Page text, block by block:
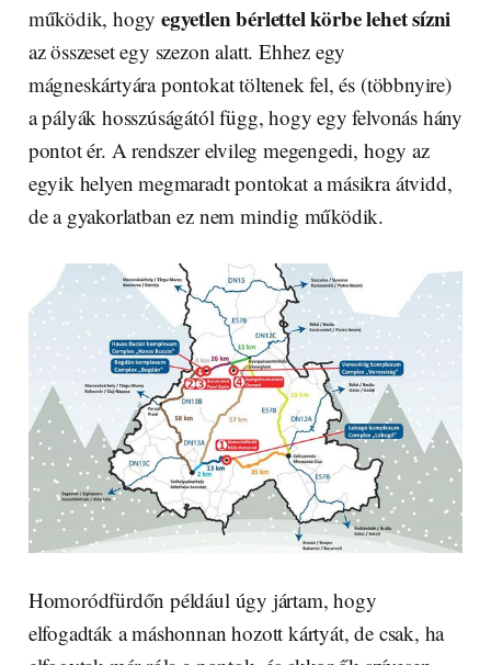
működik, hogyegyetlen bérlettel körbe lehet sízni
az összeset egy szezon alatt. Ehhez egy
mágneskártyára pontokat töltenek fel, és (többnyire)
a pályák hosszúságától függ, hogy egy felvonás hány
pontot ér. A rendszer elvileg megengedi, hogy az
egyik helyen megmaradt pontokat a másikra átvidd,
de a gyakorlatban ez nem mindig működik.
Homoródfürdőn például úgy jártam, hogy
elfogadták a máshonnan hozott kártyát, de csak, ha